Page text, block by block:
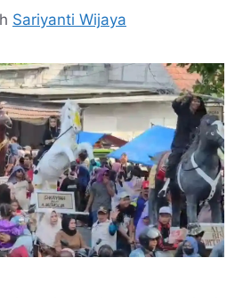
Sariyanti Wijaya